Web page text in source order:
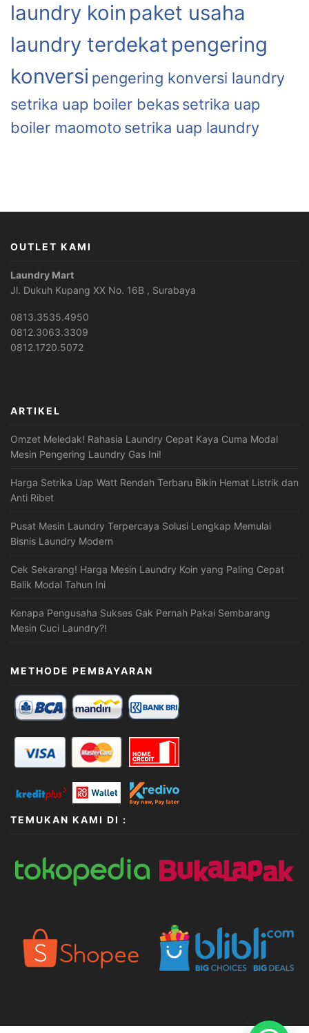
laundry koin paket usaha
laundry terdekat pengering
konversi pengering konversi laundry
setrika uap boiler bekassetrika uap
boiler maomoto setrika uap laundry
OUTLET KAMI
Laundry Mart
Jl. Dukuh Kupang XX No. 16B , Surabaya
0813.3535.4950
0812.3063.3309
0812.1720.5072
ARTIKEL
Omzet Meledak! Rahasia Laundry Cepat Kaya Cuma Modal
Mesin Pengering Laundry Gas Ini!
Harga Setrika Uap Watt Rendah Terbaru Bikin Hemat Listrik dan
Anti Ribet
Pusat Mesin Laundry Terpercaya Solusi Lengkap Memulai
Bisnis Laundry Modern
Cek Sekarang! Harga Mesin Laundry Koin yang Paling Cepat
Balik Modal Tahun Ini
Kenapa Pengusaha Sukses Gak Pernah Pakai Sembarang
Mesin Cuci Laundry?!
METHODE PEMBAYARAN
TEMUKAN KAMI DI :